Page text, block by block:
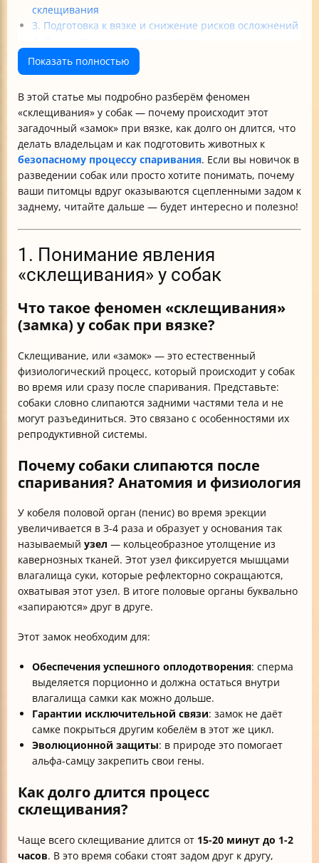
склещивания
3. Подготовка к вязке и снижение рисков осложнений
Итоги
Показать полностью
В этой статье мы подробно разберём феномен
«склещивания» у собак — почему происходит этот
загадочный «замок» при вязке, как долго он длится, что
делать владельцам и как подготовить животных к
безопасному процессу спаривания. Если вы новичок в
разведении собак или просто хотите понимать, почему
ваши питомцы вдруг оказываются сцепленными задом к
заднему, читайте дальше — будет интересно и полезно!
1. Понимание явления
«склещивания» у собак
Что такое феномен «склещивания»
(замка) у собак при вязке?
Склещивание, или «замок» — это естественный
физиологический процесс, который происходит у собак
во время или сразу после спаривания. Представьте:
собаки словно слипаются задними частями тела и не
могут разъединиться. Это связано с особенностями их
репродуктивной системы.
Почему собаки слипаются после
спаривания? Анатомия и физиология
У кобеля половой орган (пенис) во время эрекции
увеличивается в 3-4 раза и образует у основания так
называемый узел — кольцеобразное утолщение из
кавернозных тканей. Этот узел фиксируется мышцами
влагалища суки, которые рефлекторно сокращаются,
охватывая этот узел. В итоге половые органы буквально
«запираются» друг в друге.
Этот замок необходим для:
Обеспечения успешного оплодотворения: сперма
выделяется порционно и должна остаться внутри
влагалища самки как можно дольше.
Гарантии исключительной связи: замок не даёт
самке покрыться другим кобелём в этот же цикл.
Эволюционной защиты: в природе это помогает
альфа-самцу закрепить свои гены.
Как долго длится процесс
склещивания?
Чаще всего склещивание длится от 15-20 минут до 1-2
часов. В это время собаки стоят задом друг к другу,